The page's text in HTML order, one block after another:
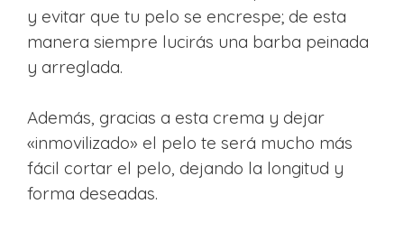
y evitar que tu pelo se encrespe; de esta
manera siempre lucirás una barba peinada
y arreglada.
Además, gracias a esta crema y dejar
«inmovilizado» el pelo te será mucho más
fácil cortar el pelo, dejando la longitud y
forma deseadas.